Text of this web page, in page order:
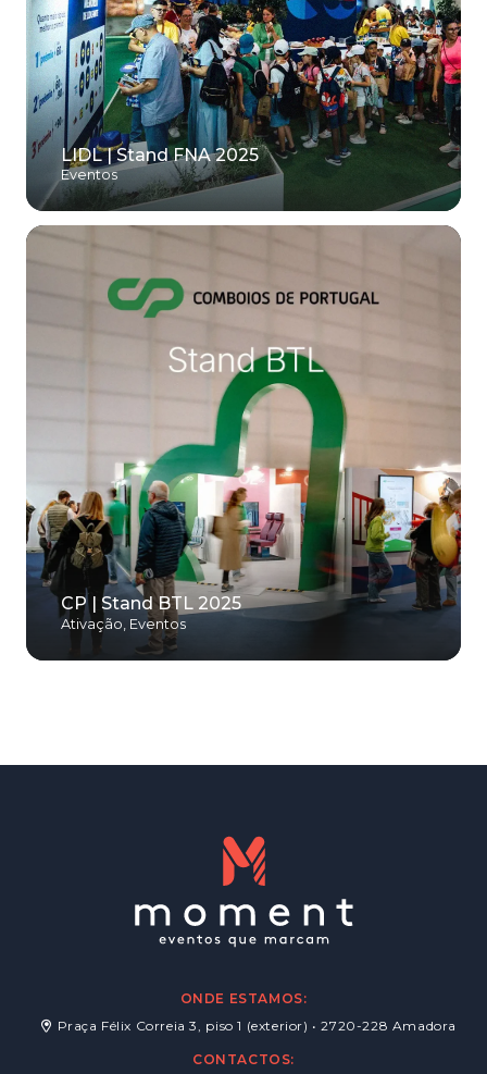
LIDL | Stand FNA 2025
Eventos
CP | Stand BTL 2025
Ativação Eventos
ONDE ESTAMOS:
Praça Félix Correia 3, piso 1 (exterior) • 2720-228 Amadora
CONTACTOS: